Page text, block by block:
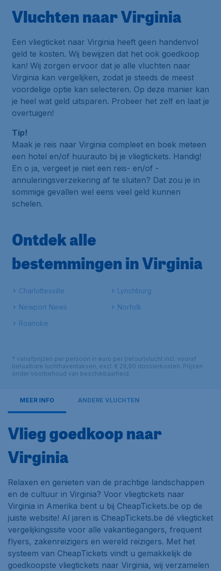
Vluchten naar Virginia
Een vliegticket naar Virginia heeft geen handenvol
geld te kosten. Wij bewijzen dat het ook goedkoop
kan! Wij zorgen ervoor dat je alle vluchten naar
Virginia kan vergelijken, zodat je steeds de meest
voordelige optie kan selecteren. Op deze manier kan
je heel wat geld uitsparen. Probeer het zelf en laat je
overtuigen!
Tip!
Maak je reis naar Virginia compleet en boek meteen
een hotel en/of huurauto bij je vliegtickets. Handig!
En o ja, vergeet je niet een reis- en/of -
annuleringsverzekering af te sluiten? Dat zou je in
sommige gevallen wel eens veel geld kunnen
schelen.
Ontdek alle
bestemmingen in Virginia
Charlottesville
Lynchburg
Newport News
Norfolk
Roanoke
* vanafprijzen per persoon in euro per (retour)vlucht incl. vooraf
betaalbare luchthaventaksen, excl. € 29,90 dossierkosten. Prijzen
onder voorbehoud van beschikbaarheid.
MEER INFO ANDERE VLUCHTEN
Vlieg goedkoop naar
Virginia
Relaxen en genieten van de prachtige landschappen
en de cultuur in Virginia? Voor vliegtickets naar
Virginia in Amerika bent u bij CheapTickets.be op de
juiste website! Al jaren is CheapTickets.be dé vliegticket
vergelijkingssite voor alle vakantiegangers, frequent
flyers, zakenreizigers en wereld reizigers. Met het
systeem van CheapTickets vindt u gemakkelijk de
goedkoopste vliegtickets naar Virginia, wij verzamelen